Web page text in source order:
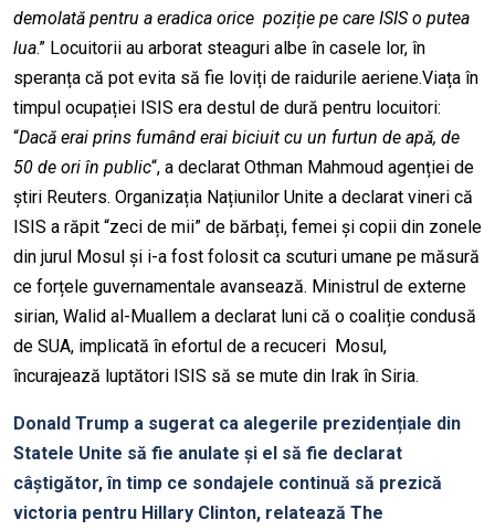
demolată pentru a eradica orice poziție pe care ISIS o putea
lua.” Locuitorii au arborat steaguri albe în casele lor, în
speranța că pot evita să fie loviți de raidurile aeriene.Viața în
timpul ocupației ISIS era destul de dură pentru locuitori:
“Dacă erai prins fumând erai biciuit cu un furtun de apă, de
50 de ori în public“, a declarat Othman Mahmoud agenției de
știri Reuters. Organizația Națiunilor Unite a declarat vineri că
ISIS a răpit “zeci de mii” de bărbați, femei și copii din zonele
din jurul Mosul și i-a fost folosit ca scuturi umane pe măsură
ce forțele guvernamentale avansează. Ministrul de externe
sirian, Walid al-Muallem a declarat luni că o coaliție condusă
de SUA, implicată în efortul de a recuceri Mosul,
încurajează luptători ISIS să se mute din Irak în Siria.
Donald Trump a sugerat ca alegerile prezidențiale din
Statele Unite să fie anulate și el să fie declarat
câștigător, în timp ce sondajele continuă să prezică
victoria pentru Hillary Clinton, relatează The